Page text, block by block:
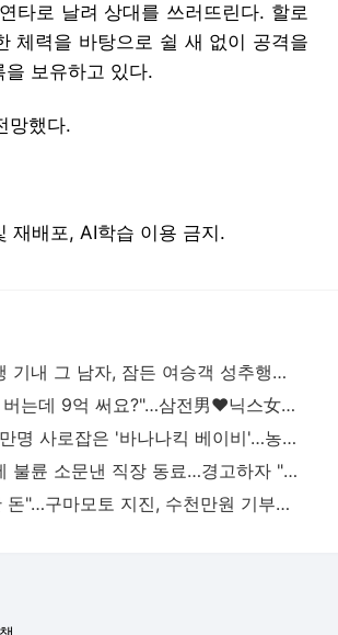
타로 날려 상대를 쓰러뜨린다. 할로
체력을 바탕으로 쉴 새 없이 공격을
보유하고 있다.
망했다.
배포, AI학습 이용 금지.
태국행 기내 그 남자, 잠든 여승객 성추행…"바지에 체액까지 묻었다"
"10억 버는데 9억 써요?"…삼전男♥닉스女 3:3 단체소개팅 예능 화제
2600만명 사로잡은 '바나나킥 베이비'…농심의 깜짝 선물
회사에 불륜 소문낸 직장 동료…경고하자 "사모님께도 말씀드리겠다"
"몸 판 돈"…구마모토 지진, 수천만원 기부하고 비난받은 성인물 배우